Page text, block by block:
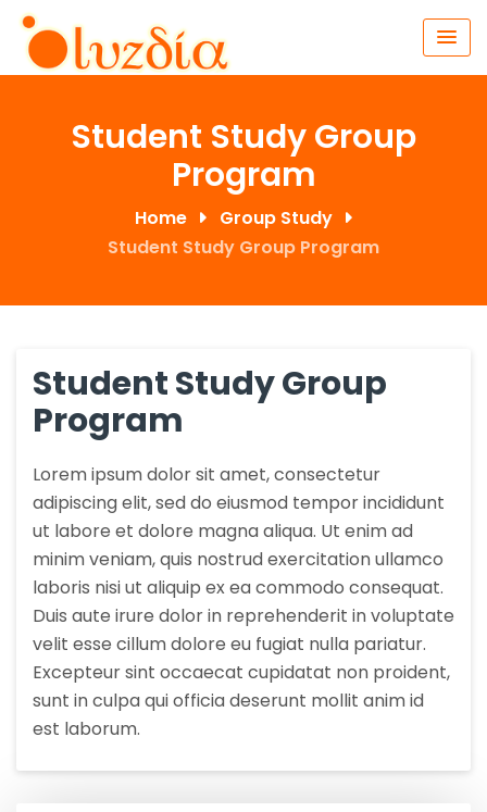
Skip
content
Student Study Group
Program
Home
Group Study
Student Study Group Program
Student Study Group
Program
Lorem ipsum dolor sit amet, consectetur
adipiscing elit, sed do eiusmod tempor incididunt
ut labore et dolore magna aliqua. Ut enim ad
minim veniam, quis nostrud exercitation ullamco
laboris nisi ut aliquip ex ea commodo consequat.
Duis aute irure dolor in reprehenderit in voluptate
velit esse cillum dolore eu fugiat nulla pariatur.
Excepteur sint occaecat cupidatat non proident,
sunt in culpa qui officia deserunt mollit anim id
est laborum.